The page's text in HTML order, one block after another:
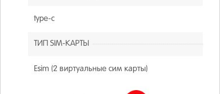
type-c
ТИП SIM-КАРТЫ
Esim (2 виртуальные сим карты)